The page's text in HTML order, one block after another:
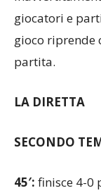
giocatori e
gioco riprende
partita.